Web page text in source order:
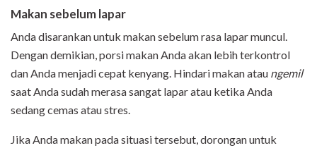
Makan sebelum lapar
Anda disarankan untuk makan sebelum rasa lapar muncul.
Dengan demikian, porsi makan Anda akan lebih terkontrol
dan Anda menjadi cepat kenyang. Hindari makan atau ngemil
saat Anda sudah merasa sangat lapar atau ketika Anda
sedang cemas atau stres.
Jika Anda makan pada situasi tersebut, dorongan untuk